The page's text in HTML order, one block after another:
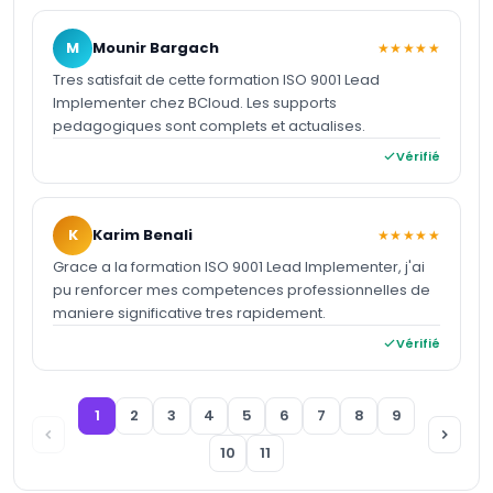
M Mounir Bargach ★★★★★
Tres satisfait de cette formation ISO 9001 Lead
Implementer chez BCloud. Les supports
pedagogiques sont complets et actualises.
Vérifié
K Karim Benali ★★★★★
Grace a la formation ISO 9001 Lead Implementer, j'ai
pu renforcer mes competences professionnelles de
maniere significative tres rapidement.
Vérifié
1 2 3 4 5 6 7 8
9
10
11